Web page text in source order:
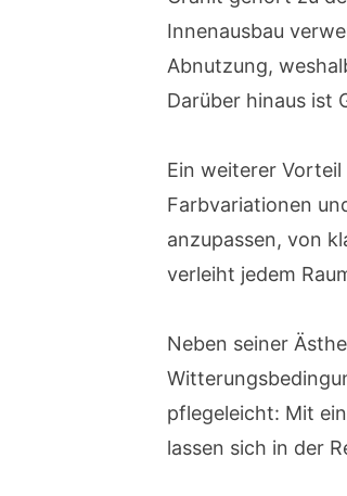
Innenausbau
Abnutzung,
Darüber hinaus ist
Ein weiterer
Farbvariationen
anzupassen, von
verleiht jedem
Neben seiner
pflegeleicht: Mit
lassen sich in der